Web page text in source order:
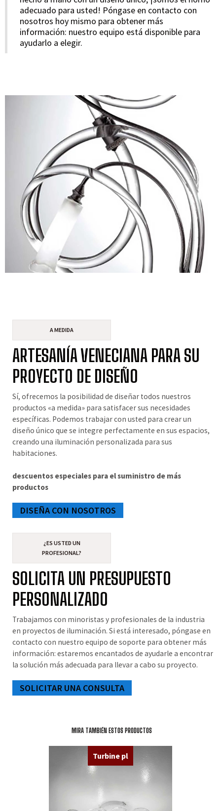
adecuado para usted! Póngase en contacto con
nosotros hoy mismo para obtener más
información: nuestro equipo está disponible para
ayudarlo a elegir.
A MEDIDA
ARTESANÍA VENECIANA PARA SU
PROYECTO DE DISEÑO
Sí, ofrecemos la posibilidad de diseñar todos nuestros
productos «a medida» para satisfacer sus necesidades
específicas. Podemos trabajar con usted para crear un
diseño único que se integre perfectamente en sus espacios,
creando una iluminación personalizada para sus
habitaciones.
descuentos especiales para el suministro de más
productos
DISEÑA CON NOSOTROS
¿ES USTED UN
PROFESIONAL?
SOLICITA UN PRESUPUESTO
PERSONALIZADO
Trabajamos con minoristas y profesionales de la industria
en proyectos de iluminación. Si está interesado, póngase en
contacto con nuestro equipo de soporte para obtener más
información: estaremos encantados de ayudarle a encontrar
la solución más adecuada para llevar a cabo su proyecto.
SOLICITAR UNA CONSULTA
MIRA TAMBIÉN ESTOS PRODUCTOS
Turbine pl